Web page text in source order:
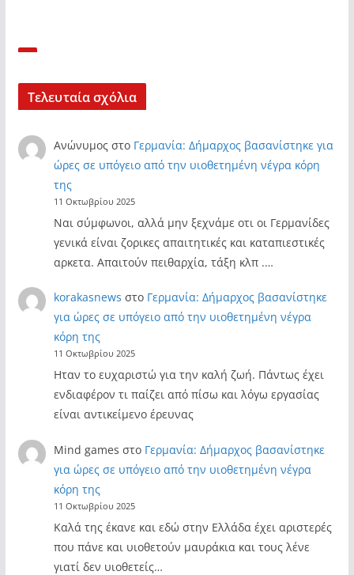
Τελευταία σχόλια
Ανώνυμος στο Γερμανία: Δήμαρχος βασανίστηκε για
ώρες σε υπόγειο από την υιοθετημένη νέγρα κόρη
της
11 Οκτωβρίου 2025
Ναι σύμφωνοι, αλλά μην ξεχνάμε οτι οι Γερμανίδες
γενικά είναι ζορικες απαιτητικές και καταπιεστικές
αρκετα. Απαιτούν πειθαρχία, τάξη κλπ .…
korakasnews στο Γερμανία: Δήμαρχος βασανίστηκε
για ώρες σε υπόγειο από την υιοθετημένη νέγρα
κόρη της
11 Οκτωβρίου 2025
Ηταν το ευχαριστώ για την καλή ζωή. Πάντως έχει
ενδιαφέρον τι παίζει από πίσω και λόγω εργασίας
είναι αντικείμενο έρευνας
Mind games στο Γερμανία: Δήμαρχος βασανίστηκε
για ώρες σε υπόγειο από την υιοθετημένη νέγρα
κόρη της
11 Οκτωβρίου 2025
Καλά της έκανε και εδώ στην Ελλάδα έχει αριστερές
που πάνε και υιοθετούν μαυράκια και τους λένε
γιατί δεν υιοθετείς…